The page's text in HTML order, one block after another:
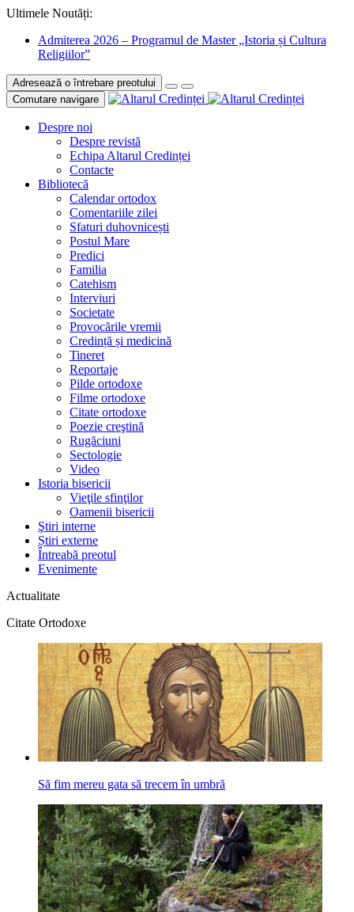
Ultimele Noutăți:
Admiterea 2026 – Programul de Master „Istoria și Cultura
Religiilor”
Adresează o întrebare preotului
Comutare navigare
Despre noi
Despre revistă
Echipa Altarul Credinței
Contacte
Bibliotecă
Calendar ortodox
Comentariile zilei
Sfaturi duhovnicești
Postul Mare
Predici
Familia
Catehism
Interviuri
Societate
Provocările vremii
Credință și medicină
Tineret
Reportaje
Pilde ortodoxe
Filme ortodoxe
Citate ortodoxe
Poezie creştină
Rugăciuni
Sectologie
Video
Istoria bisericii
Vieţile sfinţilor
Oamenii bisericii
Ştiri interne
Știri externe
Întreabă preotul
Evenimente
Actualitate
Citate Ortodoxe
Să fim mereu gata să trecem în umbră